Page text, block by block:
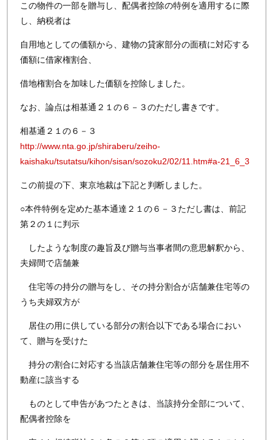
この物件の一部を贈与し、配偶者控除の特例を適用するに際
し、納税者は
自用地としての価額から、建物の貸家部分の面積に対応する
価額に借家権割合、
借地権割合を加味した価額を控除しました。
なお、論点は相基通２１の６－３のただし書きです。
相基通２１の６－３
http://www.nta.go.jp/shiraberu/zeiho-
kaishaku/tsutatsu/kihon/sisan/sozoku2/02/11.htm#a-21_6_3
この前提の下、東京地裁は下記と判断しました。
○本件特例を定めた基本通達２１の６－３ただし書は、前記
第２の１に判示
したような制度の趣旨及び贈与当事者間の意思解釈から、
夫婦間で店舗兼
住宅等の持分の贈与をし、その持分割合が店舗兼住宅等の
うち夫婦双方が
居住の用に供している部分の割合以下である場合におい
て、贈与を受けた
持分の割合に対応する当該店舗兼住宅等の部分を居住用不
動産に該当する
ものとして申告があつたときは、当該持分全部について、
配偶者控除を